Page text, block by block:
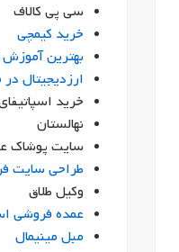
سی پی کالاف
خرید کیمچی
بهترین
ارزدیجیتال
خرید
نهالستان
سایت پوشاک
طراحی سایت
وکیل طلاق
عمده فروشی
مبل مینیمال